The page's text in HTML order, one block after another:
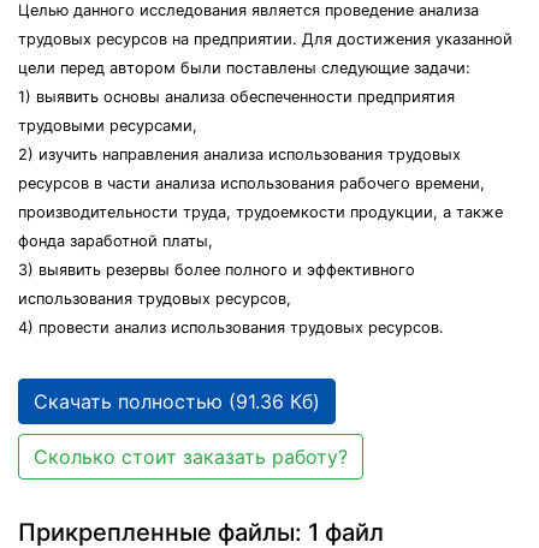
Целью данного исследования является проведение анализа
трудовых ресурсов на предприятии. Для достижения указанной
цели перед автором были поставлены следующие задачи:
1) выявить основы анализа обеспеченности предприятия
трудовыми ресурсами,
2) изучить направления анализа использования трудовых
ресурсов в части анализа использования рабочего времени,
производительности труда, трудоемкости продукции, а также
фонда заработной платы,
3) выявить резервы более полного и эффективного
использования трудовых ресурсов,
4) провести анализ использования трудовых ресурсов.
Скачать полностью (91.36 Кб)
Сколько стоит заказать работу?
Прикрепленные файлы: 1 файл